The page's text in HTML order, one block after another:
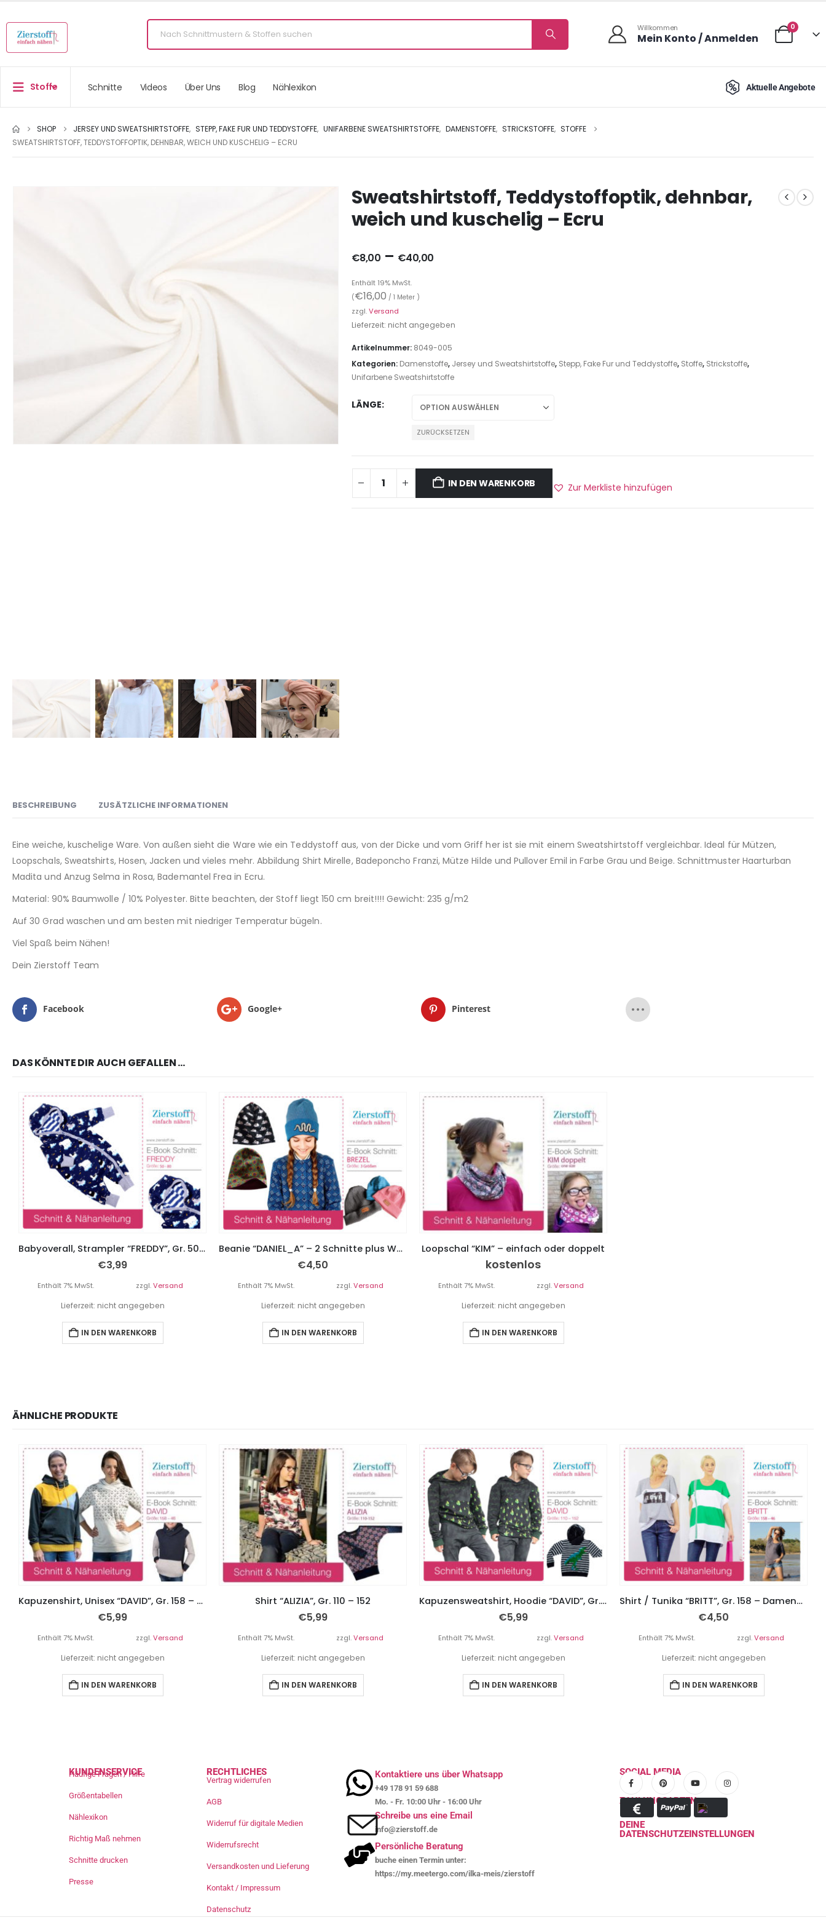
Willkommen
Mein Konto / Anmelden
0
Stoffe Schnitte Videos Über Uns Blog Nählexikon Aktuelle Angebote
SHOP JERSEY UND SWEATSHIRTSTOFFE, STEPP, FAKE FUR UND TEDDYSTOFFE, UNIFARBENE SWEATSHIRTSTOFFE, DAMENSTOFFE, STRICKSTOFFE, STOFFE
SWEATSHIRTSTOFF, TEDDYSTOFFOPTIK, DEHNBAR, WEICH UND KUSCHELIG – ECRU
Sweatshirtstoff, Teddystoffoptik, dehnbar,
weich und kuschelig – Ecru
€8,00 – €40,00
Enthält 19% MwSt.
(€16,00 / 1 Meter )
zzgl.Versand
Lieferzeit: nicht angegeben
Artikelnummer: 8049-005
Kategorien: Damenstoffe, Jersey und Sweatshirtstoffe, Stepp, Fake Fur und Teddystoffe, Stoffe, Strickstoffe,
Unifarbene Sweatshirtstoffe
LÄNGE
ZURÜCKSETZEN
IN DEN WARENKORB Zur Merkliste hinzufügen
BESCHREIBUNG ZUSÄTZLICHE INFORMATIONEN
Eine weiche, kuschelige Ware. Von außen sieht die Ware wie ein Teddystoff aus, von der Dicke und vom Griff her ist sie mit einem Sweatshirtstoff vergleichbar. Ideal für Mützen,
Loopschals, Sweatshirts, Hosen, Jacken und vieles mehr. Abbildung Shirt Mirelle, Badeponcho Franzi, Mütze Hilde und Pullover Emil in Farbe Grau und Beige. Schnittmuster Haarturban
Madita und Anzug Selma in Rosa, Bademantel Frea in Ecru.
Material: 90% Baumwolle / 10% Polyester. Bitte beachten, der Stoff liegt 150 cm breit!!!! Gewicht: 235 g/m2
Auf 30 Grad waschen und am besten mit niedriger Temperatur bügeln.
Viel Spaß beim Nähen!
Dein Zierstoff Team
Facebook Google+ Pinterest
DAS KÖNNTE DIR AUCH GEFALLEN …
Babyoverall, Strampler “FREDDY”, Gr. 50 – 80
€3,99
Enthält 7% MwSt. zzgl.Versand
Lieferzeit: nicht angegeben
IN DEN WARENKORB
Beanie “DANIEL_A” – 2 Schnitte plus Wendeoptionen Gr. 45 – 57
€4,50
Enthält 7% MwSt. zzgl.Versand
Lieferzeit: nicht angegeben
IN DEN WARENKORB
Loopschal “KIM” – einfach oder doppelt
kostenlos
Enthält 7% MwSt. zzgl.Versand
Lieferzeit: nicht angegeben
IN DEN WARENKORB
ÄHNLICHE PRODUKTE
Kapuzenshirt, Unisex “DAVID”, Gr. 158 – Damengr. 46
€5,99
Enthält 7% MwSt. zzgl.Versand
Lieferzeit: nicht angegeben
IN DEN WARENKORB
Shirt “ALIZIA”, Gr. 110 – 152
€5,99
Enthält 7% MwSt. zzgl.Versand
Lieferzeit: nicht angegeben
IN DEN WARENKORB
Kapuzensweatshirt, Hoodie “DAVID”, Gr. 110 – 152
€5,99
Enthält 7% MwSt. zzgl.Versand
Lieferzeit: nicht angegeben
IN DEN WARENKORB
Shirt / Tunika “BRITT”, Gr. 158 – Damengr. 46
€4,50
Enthält 7% MwSt. zzgl.Versand
Lieferzeit: nicht angegeben
IN DEN WARENKORB
KUNDENSERVICE
Häufige Fragen / Hilfe
Größentabellen
Nählexikon
Richtig Maß nehmen
Schnitte drucken
Presse
RECHTLICHES
Vertrag widerrufen
AGB
Widerruf für digitale Medien
Widerrufsrecht
Versandkosten und Lieferung
Kontakt / Impressum
Datenschutz
Kontaktiere uns über Whatsapp
+49 178 91 59 688
Mo. - Fr. 10:00 Uhr - 16:00 Uhr
Schreibe uns eine Email
info@zierstoff.de
Persönliche Beratung
buche einen Termin unter:
https://my.meetergo.com/ilka-meis/zierstoff
SOCIAL MEDIA
ZAHLUNGSARTEN
DEINE
DATENSCHUTZEINSTELLUNGEN